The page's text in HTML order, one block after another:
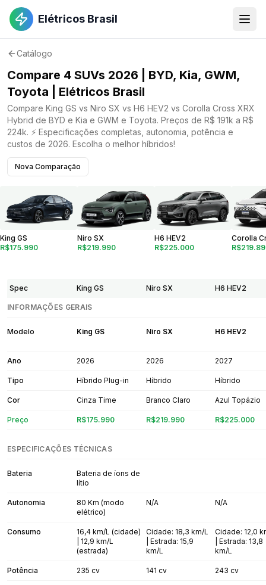
Elétricos Brasil
Catálogo
Compare 4 SUVs 2026 | BYD, Kia, GWM,
Toyota | Elétricos Brasil
Compare King GS vs Niro SX vs H6 HEV2 vs Corolla Cross XRX
Hybrid de BYD e Kia e GWM e Toyota. Preços de R$ 191k a R$
224k. ⚡ Especificações completas, autonomia, potência e
custos de 2026. Escolha o melhor híbridos!
Nova Comparação
King GS
R$175.990
Niro SX
R$219.990
H6 HEV2
R$225.000
Spec King GS Niro SX H6 HEV2
INFORMAÇÕES GERAIS
Modelo King GS Niro SX H6 HEV2
Ano 2026 2026 2027
Tipo Híbrido Plug-in Híbrido Híbrido
Cor Cinza Time Branco Claro Azul Topázio
Preço R$175.990 R$219.990 R$225.000
ESPECIFICAÇÕES TÉCNICAS
Bateria
Bateria de íons de
lítio
Autonomia
80 Km (modo
elétrico)
N/A N/A
Consumo
16,4 km/L (cidade)
| 12,9 km/L
(estrada)
Cidade: 18,3 km/L
| Estrada: 15,9
km/L
Cidade: 12,0
| Estrada: 13,8
km/L
Potência 235 cv 141 cv 243 cv